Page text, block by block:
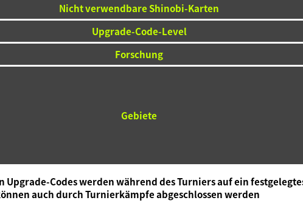
Nicht verwendbare Shinobi-Karten
Upgrade-Code-Level
Forschung
Gebiete
Upgrade-Codes werden während des Turniers auf ein
auch durch Turnierkämpfe abgeschlossen werden